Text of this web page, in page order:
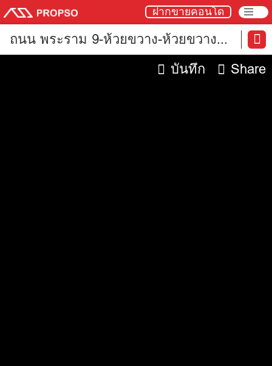
ถนน พระราม 9-ห้วยขวาง-ห้วยขวาง-
กรุงเทพ
ฝากขายคอนโด
บันทึก Share